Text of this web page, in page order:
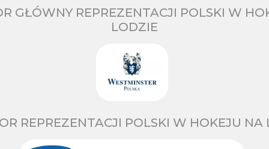
GŁÓWNY REPREZENTACJI POLSKI W
LODZIE
REPREZENTACJI POLSKI W HOKEJU NA